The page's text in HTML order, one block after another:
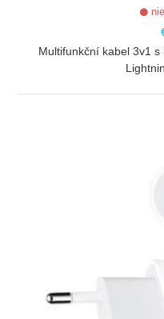
Multifunkční kabel 3v1